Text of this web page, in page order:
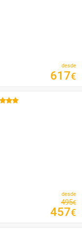
desde
617€
desde
495€
457€